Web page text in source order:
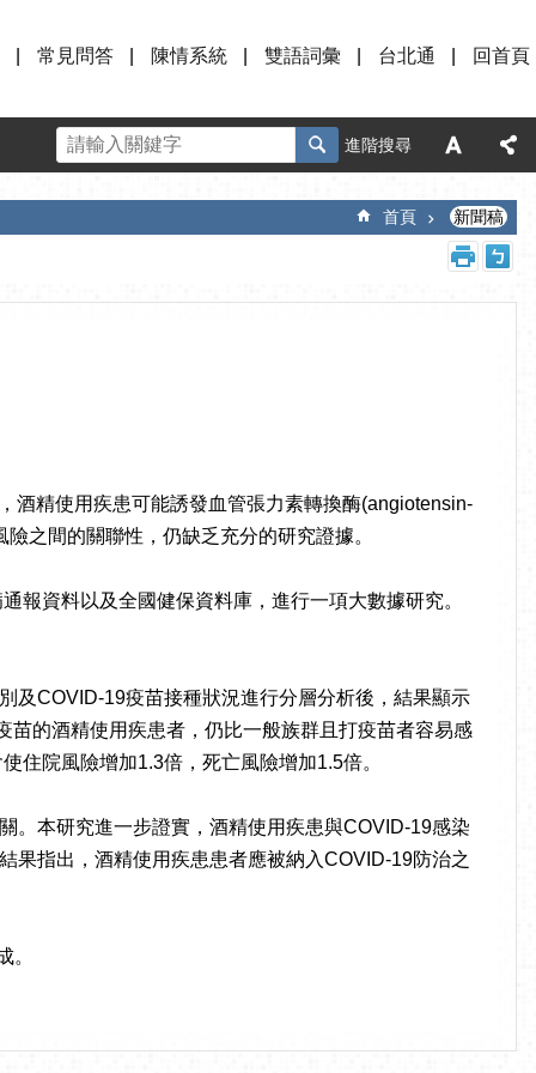
常見問答 陳情系統 雙語詞彙 台北通 回首頁
進階搜尋
首頁 新聞稿
酒精使用疾患可能誘發血管張力素轉換酶(angiotensin-
之間的關聯性，仍缺乏充分的研究證據。
報資料以及全國健保資料庫，進行一項大數據研究。
及COVID-19疫苗接種狀況進行分層分析後，結果顯示
的酒精使用疾患者，仍比一般族群且打疫苗者容易感
住院風險增加1.3倍，死亡風險增加1.5倍。
。本研究進一步證實，酒精使用疾患與COVID-19感染
果指出，酒精使用疾患患者應被納入COVID-19防治之
。